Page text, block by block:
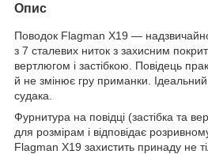
Опис
Поводок Flagman X19 —
з 7 сталевих ниток з захисним
вертлюгом і застібкою. Повідець
й не змінює гру приманки.
судака.
Фурнитура на повідці (застібка та
для розмірам і відповідає
Flagman X19 захистить принаду не